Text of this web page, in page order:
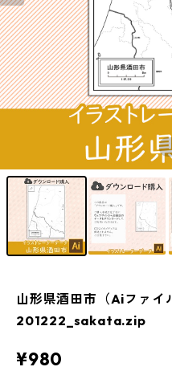
山形県酒田市（Aiファイ
201222_sakata.zip
¥980